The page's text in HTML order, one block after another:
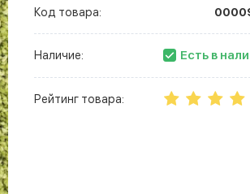
Код товара:
Наличие: Есть в
Рейтинг товара: